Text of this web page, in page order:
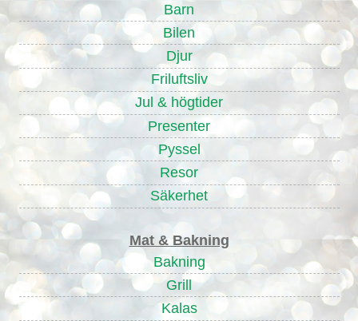
Barn
Bilen
Djur
Friluftsliv
Jul & högtider
Presenter
Pyssel
Resor
Säkerhet
Mat & Bakning
Bakning
Grill
Kalas